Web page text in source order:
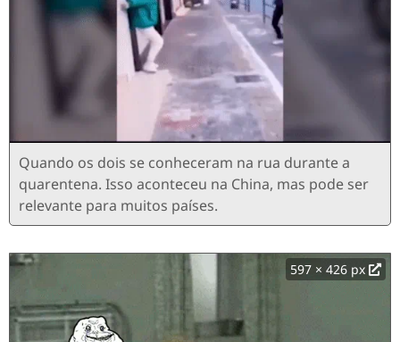
Quando os dois se conheceram na rua durante a
quarentena. Isso aconteceu na China, mas pode ser
relevante para muitos países.
597 × 426 px